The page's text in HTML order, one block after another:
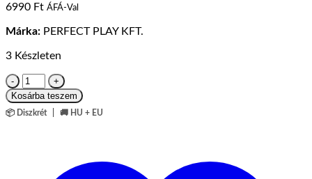
6990 Ft ÁFÁ-Val
Márka: PERFECT PLAY KFT.
3 Készleten
Boom
Boom
-
2
Kosárba teszem
📦 Diszkrét 🚚 HU + EU